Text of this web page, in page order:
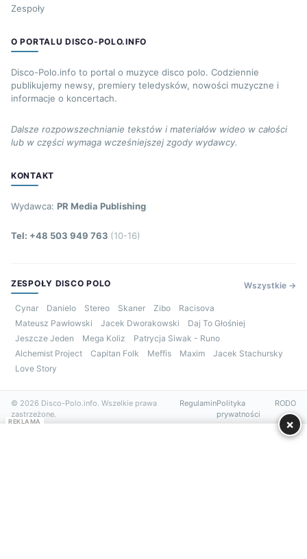
Zespoły
O PORTALU DISCO-POLO.INFO
Disco-Polo.info to portal o muzyce disco polo. Codziennie
publikujemy newsy, premiery teledysków, nowości muzyczne i
informacje o koncertach.
Dalsze rozpowszechnianie tekstów i materiałów wideo w całości
lub w części wymaga wcześniejszej zgody wydawcy.
KONTAKT
Wydawca: PR Media Publishing
Tel: +48 503 949 763 (10-16)
ZESPOŁY DISCO POLO Wszystkie →
Cynar Danielo Stereo Skaner Zibo
Racisova
Mateusz Pawłowski
Jacek Dworakowski
Daj To Głośniej
Jeszcze Jeden
Mega Koliz
Patrycja Siwak - Runo
Alchemist Project
Capitan Folk Meffis Maxim
Jacek Stachursky
Love Story
© 2026 Disco-Polo.info. Wszelkie prawa
zastrzeżone.
RegulaminPolityka
prywatności
RODO
REKLAMA ×